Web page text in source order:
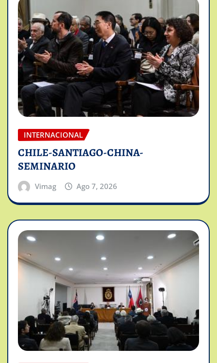
INTERNACIONAL
CHILE-SANTIAGO-CHINA-
SEMINARIO
Vimag Ago 7, 2026